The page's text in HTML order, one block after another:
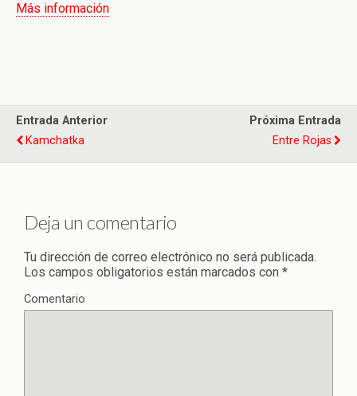
Más información
Entrada Anterior
Kamchatka
Próxima Entrada
Entre Rojas
Deja un comentario
Tu dirección de correo electrónico no será publicada.
Los campos obligatorios están marcados con *
Comentario